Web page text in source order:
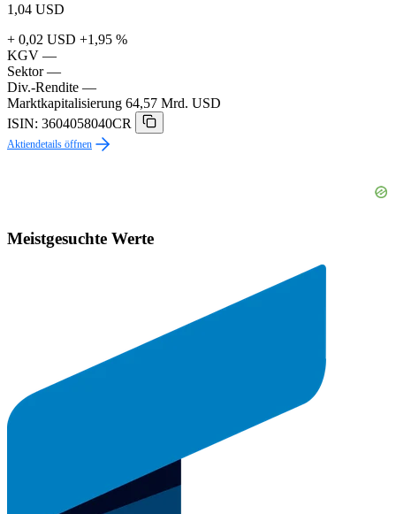
1,04 USD
+ 0,02 USD +1,95 %
KGV —
Sektor —
Div.-Rendite —
Marktkapitalisierung 64,57 Mrd. USD
ISIN: 3604058040CR
Aktiendetails öffnen
Meistgesuchte Werte